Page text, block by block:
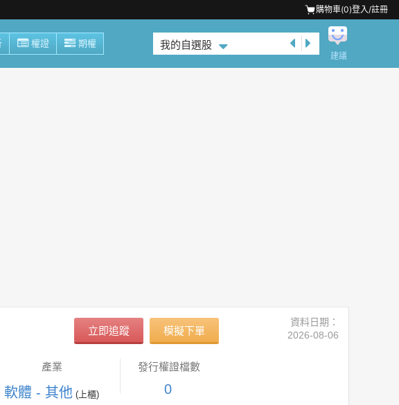
購物車(0)登入/註冊
權證 期權 我的自選股
建議
立即追蹤 模擬下單
資料日期：
2026-08-06
產業
軟體 - 其他 (上櫃)
發行權證檔數
0